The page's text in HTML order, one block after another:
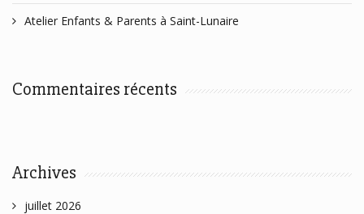
Atelier Enfants & Parents à Saint-Lunaire
Commentaires récents
Archives
juillet 2026